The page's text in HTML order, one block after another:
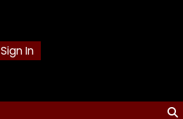
Sign In